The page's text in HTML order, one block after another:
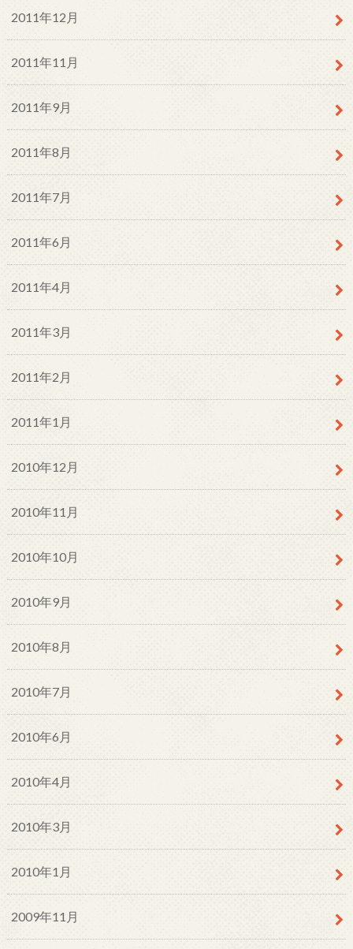
2011年12月
2011年11月
2011年9月
2011年8月
2011年7月
2011年6月
2011年4月
2011年3月
2011年2月
2011年1月
2010年12月
2010年11月
2010年10月
2010年9月
2010年8月
2010年7月
2010年6月
2010年4月
2010年3月
2010年1月
2009年11月